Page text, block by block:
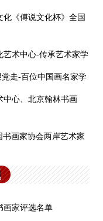
化《傅说文化杯》全国
艺术中心-传承艺术家学
走-百位中国画名家学
中心、北京翰林书画
书画家协会两岸艺术家
画家评选名单